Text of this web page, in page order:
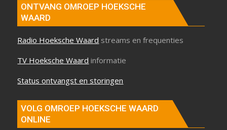
ONTVANG OMROEP HOEKSCHE
WAARD
Radio Hoeksche Waard streams en frequenties
TV Hoeksche Waard informatie
Status ontvangst en storingen
VOLG OMROEP HOEKSCHE WAARD
ONLINE